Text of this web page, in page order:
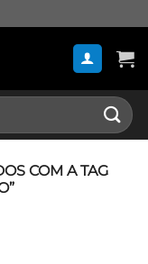
COM A TAG